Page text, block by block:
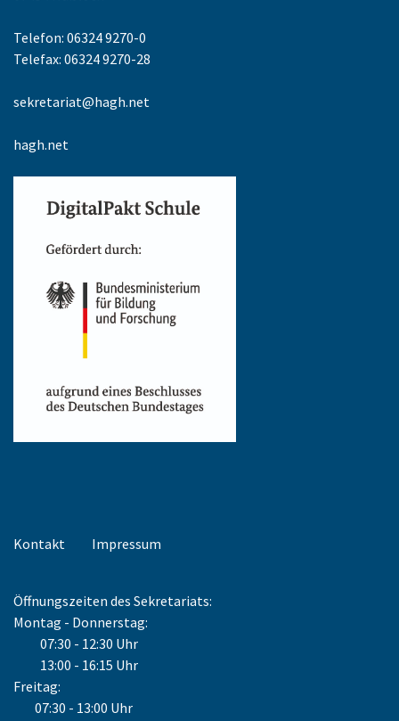
Telefon: 06324 9270-0
Telefax: 06324 9270-28
sekretariat@hagh.net
hagh.net
Kontakt Impressum
Öffnungszeiten des Sekretariats:
Montag - Donnerstag:
07:30 - 12:30 Uhr
13:00 - 16:15 Uhr
Freitag:
07:30 - 13:00 Uhr